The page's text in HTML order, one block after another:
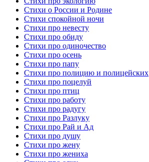
Стихи о России и Родине
Стихи спокойной ночи
Стихи про невесту
Стихи про обиду
Стихи про одиночество
Стихи про осень
Стихи про папу
Стихи про полицию и полицейских
Стихи про поцелуй
Стихи про птиц
Стихи про работу
Стихи про радугу
Стихи про Разлуку
Стихи про Рай и Ад
Стихи про душу
Стихи про жену
Стихи про жениха